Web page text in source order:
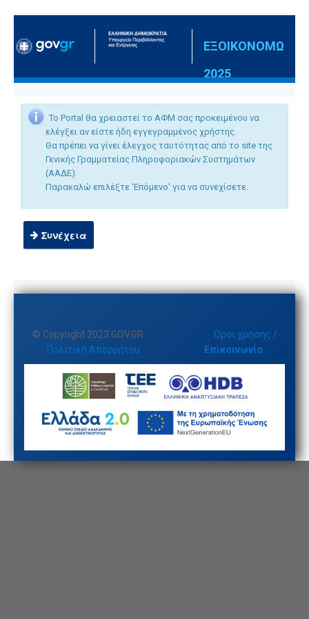
ΕΞΟΙΚΟΝΟΜΩ
2025
Το Portal θα χρειαστεί το ΑΦΜ σας προκειμένου να
ελέγξει αν είστε ήδη εγγεγραμμένος χρήστης.
Θα πρέπει να γίνει έλεγχος ταυτότητας από το site της
Γενικής Γραμματείας Πληροφοριακών Συστημάτων
(ΑΑΔΕ).
Παρακαλώ επιλέξτε 'Επόμενο' για να συνεχίσετε.
Συνέχεια
© Copyright 2023 GOV.GR
Όροι χρήσης /
Πολιτική Απορρήτου
Επικοινωνία